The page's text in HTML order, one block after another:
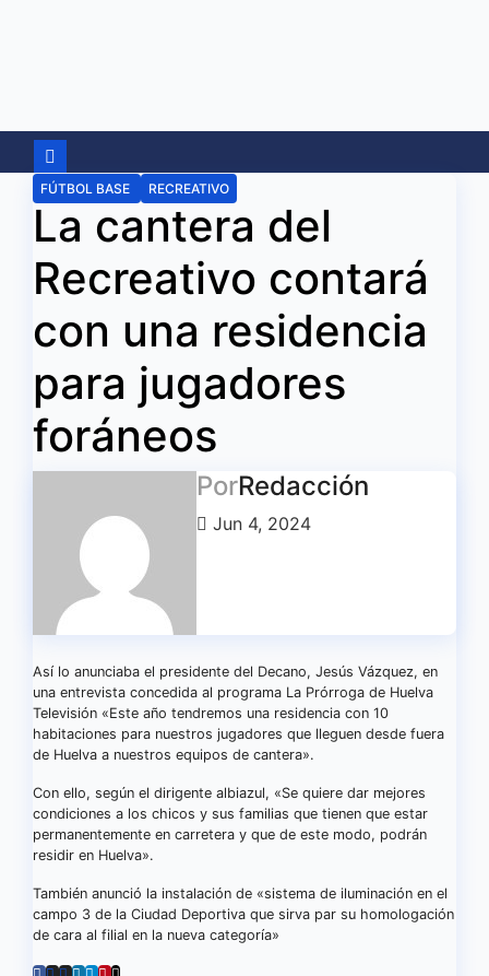
FÚTBOL BASE RECREATIVO
La cantera del
Recreativo contará
con una residencia
para jugadores
foráneos
PorRedacción
Jun 4, 2024
Así lo anunciaba el presidente del Decano, Jesús Vázquez, en
una entrevista concedida al programa La Prórroga de Huelva
Televisión «Este año tendremos una residencia con 10
habitaciones para nuestros jugadores que lleguen desde fuera
de Huelva a nuestros equipos de cantera».
Con ello, según el dirigente albiazul, «Se quiere dar mejores
condiciones a los chicos y sus familias que tienen que estar
permanentemente en carretera y que de este modo, podrán
residir en Huelva».
También anunció la instalación de «sistema de iluminación en el
campo 3 de la Ciudad Deportiva que sirva par su homologación
de cara al filial en la nueva categoría»